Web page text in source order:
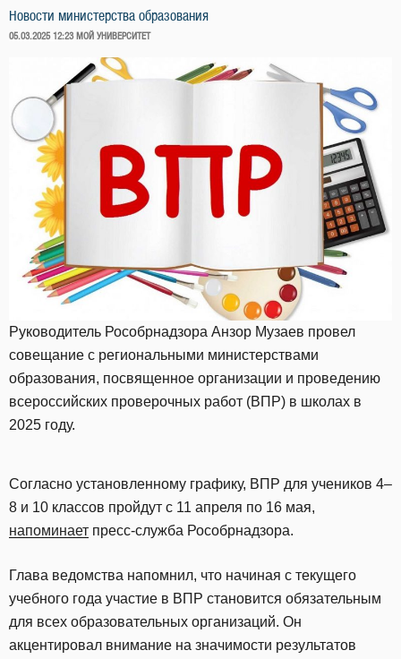
Новости министерства образования
ОПУБЛИКОВАНО
05.03.2025 12:23 МОЙ УНИВЕРСИТЕТ
Руководитель Рособрнадзора Анзор Музаев провел
совещание с региональными министерствами
образования, посвященное организации и проведению
всероссийских проверочных работ (ВПР) в школах в
2025 году.
Согласно установленному графику, ВПР для учеников 4–
8 и 10 классов пройдут с 11 апреля по 16 мая,
напоминает пресс-служба Рособрнадзора.
Глава ведомства напомнил, что начиная с текущего
учебного года участие в ВПР становится обязательным
для всех образовательных организаций. Он
акцентировал внимание на значимости результатов